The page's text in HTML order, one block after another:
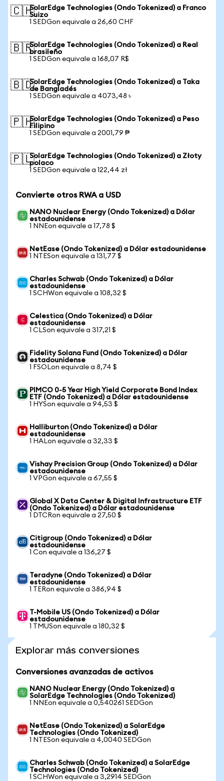
🇨🇭SolarEdge Technologies (Ondo Tokenized) a Franco
Suizo
1 SEDGon equivale a 26,60 CHF
🇧🇷SolarEdge Technologies (Ondo Tokenized) a Real
brasileño
1 SEDGon equivale a 168,07 R$
🇧🇩SolarEdge Technologies (Ondo Tokenized) a Taka
de Bangladés
1 SEDGon equivale a 4073,48 ৳
🇵🇭SolarEdge Technologies (Ondo Tokenized) a Peso
Filipino
1 SEDGon equivale a 2001,79 ₱
🇵🇱SolarEdge Technologies (Ondo Tokenized) a Złoty
polaco
1 SEDGon equivale a 122,44 zł
Convierte otros RWA a USD
NANO Nuclear Energy (Ondo Tokenized) a Dólar
estadounidense
1 NNEon equivale a 17,78 $
NetEase (Ondo Tokenized) a Dólar estadounidense
1 NTESon equivale a 131,77 $
Charles Schwab (Ondo Tokenized) a Dólar
estadounidense
1 SCHWon equivale a 108,32 $
Celestica (Ondo Tokenized) a Dólar
estadounidense
1 CLSon equivale a 317,21 $
Fidelity Solana Fund (Ondo Tokenized) a Dólar
estadounidense
1 FSOLon equivale a 8,74 $
PIMCO 0-5 Year High Yield Corporate Bond Index
ETF (Ondo Tokenized) a Dólar estadounidense
1 HYSon equivale a 94,53 $
Halliburton (Ondo Tokenized) a Dólar
estadounidense
1 HALon equivale a 32,33 $
Vishay Precision Group (Ondo Tokenized) a Dólar
estadounidense
1 VPGon equivale a 67,55 $
Global X Data Center & Digital Infrastructure ETF
(Ondo Tokenized) a Dólar estadounidense
1 DTCRon equivale a 27,50 $
Citigroup (Ondo Tokenized) a Dólar
estadounidense
1 Con equivale a 136,27 $
Teradyne (Ondo Tokenized) a Dólar
estadounidense
1 TERon equivale a 386,94 $
T-Mobile US (Ondo Tokenized) a Dólar
estadounidense
1 TMUSon equivale a 180,32 $
Explorar más conversiones
Conversiones avanzadas de activos
NANO Nuclear Energy (Ondo Tokenized) a
SolarEdge Technologies (Ondo Tokenized)
1 NNEon equivale a 0,540261 SEDGon
NetEase (Ondo Tokenized) a SolarEdge
Technologies (Ondo Tokenized)
1 NTESon equivale a 4,0040 SEDGon
Charles Schwab (Ondo Tokenized) a SolarEdge
Technologies (Ondo Tokenized)
1 SCHWon equivale a 3,2914 SEDGon